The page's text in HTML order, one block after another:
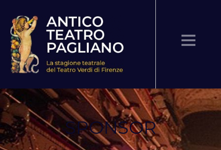
Tel 055-213496 -info@teatroverdionline.it
archivio stagioni
sponsor
SPONSOR